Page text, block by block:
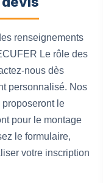
renseignements
Le rôle des
nous dès
personnalisé. Nos
le
pour le montage
le formulaire,
votre inscription